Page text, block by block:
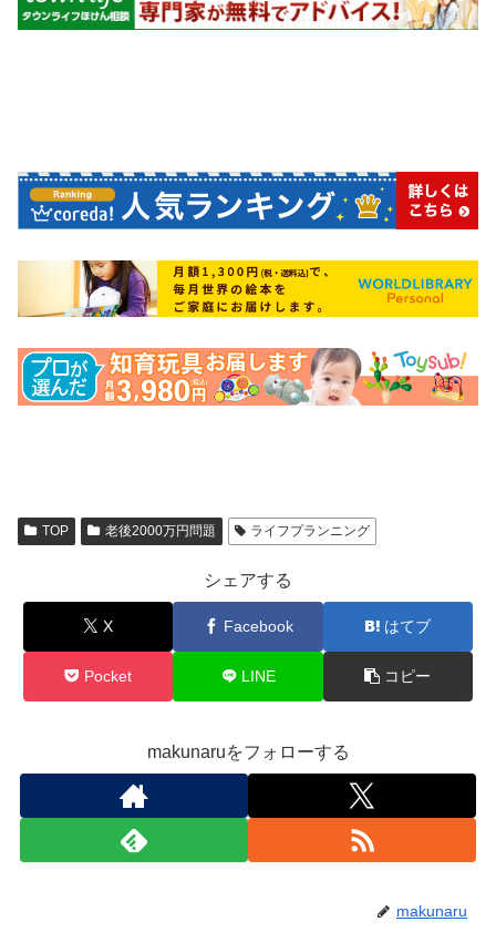
TOP 老後2000万円問題 ライフプランニング
シェアする
X Facebook はてブ
Pocket LINE コピー
makunaruをフォローする
makunaru